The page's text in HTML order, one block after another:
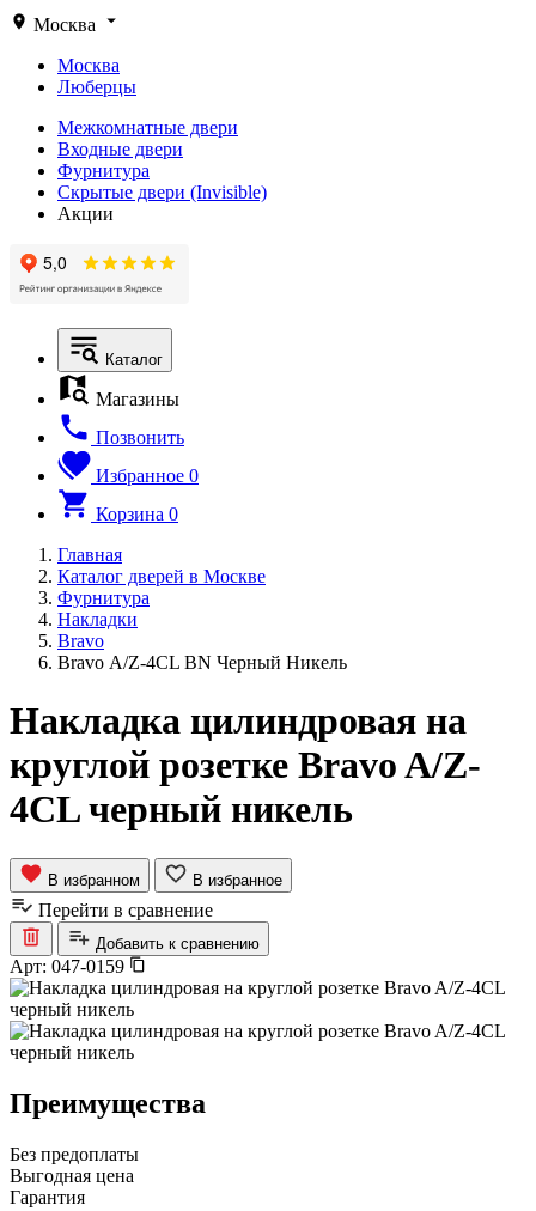
Москва
Москва
Люберцы
Межкомнатные двери
Входные двери
Фурнитура
Скрытые двери (Invisible)
Акции
Каталог
Магазины
Позвонить
Избранное 0
Корзина 0
Главная
Каталог дверей в Москве
Фурнитура
Накладки
Bravo
Bravo А/Z-4CL BN Черный Никель
Накладка цилиндровая на
круглой розетке Bravo A/Z-
4CL черный никель
В избранном В избранное
Перейти в сравнение
Добавить к сравнению
Арт: 047-0159
Преимущества
Без предоплаты
Выгодная цена
Гарантия